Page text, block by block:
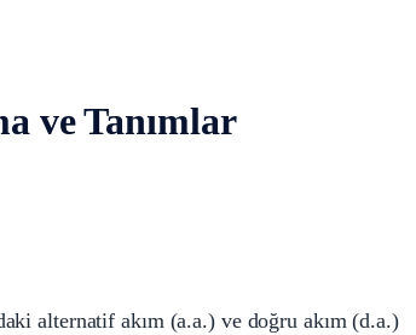
ve Tanımlar
alternatif akım (a.a.) ve doğru akım (d.a.)